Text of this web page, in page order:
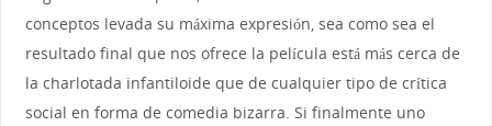
conceptos levada su máxima expresión, sea como sea el
resultado final que nos ofrece la película está más cerca de
la charlotada infantiloide que de cualquier tipo de crítica
social en forma de comedia bizarra. Si finalmente uno